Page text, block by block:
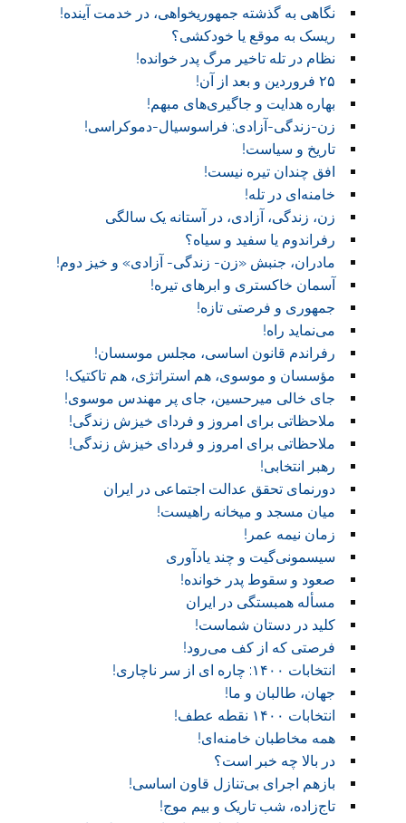
نگاهی به گذشته جمهوریخواهی، در خدمت آینده!
ریسک به موقع یا خودکشی؟
نظام در تله تاخیر مرگ پدر خوانده!
۲۵ فروردین و بعد از آن!
بهاره هدایت و جاگیری‌های مبهم!
زن-زندگی-آزادی: فراسوسیال-دموکراسی!
تاریخ و سیاست!
افق چندان تیره نیست!
خامنه‌ای در تله!
زن، زندگی، آزادی، در آستانه یک سالگی
رفراندوم یا سفید و سیاه؟
مادران، جنبش «زن- زندگی- آزادی» و خیز دوم!
آسمان خاکستری و ابر‌های تیره!
جمهوری و فرصتی تازه!
می‌نماید راه!
رفراندم قانون اساسی، مجلس موسسان!
مؤسسان و موسوی، هم استراتژی، هم تاکتیک!
جای خالی میرحسین، جای پر مهندس موسوی!
ملاحظاتی برای امروز و فردای خیزش زندگی!
ملاحظاتی برای امروز و فردای خیزش زندگی!
رهبر انتخابی!
دورنمای تحقق عدالت اجتماعی در ایران
میان مسجد و میخانه راهیست!‏
زمان نیمه عمر!‏
سیسمونی‌گیت و چند یادآوری
صعود و سقوط پدر خوانده!‏
مسأله همبستگی در ایران
کلید در دستان شماست!‏
فرصتی که از کف می‌رود!
انتخابات ۱۴۰۰: چاره ای از سر ناچاری!
جهان، طالبان و ما!
انتخابات ۱۴۰۰ نقطه عطف!‏
همه مخاطبان خامنه‌ای!
در بالا چه خبر است؟‎ ‎
بازهم اجرای بی‌تنازل قاون اساسی!
تاج‌زاده، شب تاریک و بیم موج!